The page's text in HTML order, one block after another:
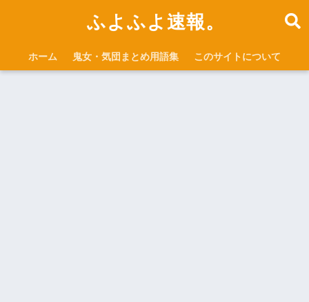
ふよふよ速報。
ホーム 鬼女・気団まとめ用語集 このサイトについて